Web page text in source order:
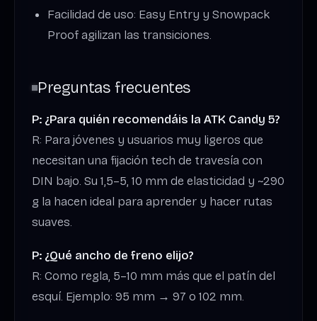
Facilidad de uso: Easy Entry y Snowpack
Proof agilizan las transiciones.
Preguntas frecuentes
P: ¿Para quién recomendáis la ATK Candy 5?
R: Para jóvenes y usuarios muy ligeros que
necesitan una fijación tech de travesía con
DIN bajo. Su 1,5–5, 10 mm de elasticidad y ~290
g la hacen ideal para aprender y hacer rutas
suaves.
P: ¿Qué ancho de freno elijo?
R: Como regla, 5–10 mm más que el patín del
esquí. Ejemplo: 95 mm → 97 o 102 mm.